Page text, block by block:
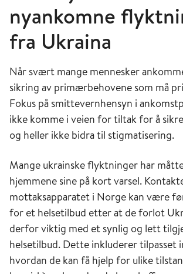
nyankomne
fra Ukraina
Når svært mange mennesker
sikring av primærbehovene som må
Fokus på smittevernhensyn i
ikke komme i veien for tiltak for å
og heller ikke bidra til stigmatisering.
Mange ukrainske flyktninger har
hjemmene sine på kort varsel.
mottaksapparatet i Norge kan være
for et helsetilbud etter at de forlot
derfor viktig med et synlig og lett
helsetilbud. Dette inkluderer tilpasset
hvordan de kan få hjelp for ulike